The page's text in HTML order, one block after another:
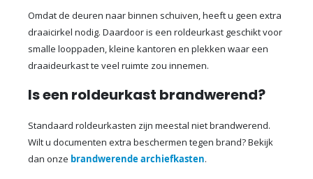
Omdat de deuren naar binnen schuiven, heeft u geen extra
draaicirkel nodig. Daardoor is een roldeurkast geschikt voor
smalle looppaden, kleine kantoren en plekken waar een
draaideurkast te veel ruimte zou innemen.
Is een roldeurkast brandwerend?
Standaard roldeurkasten zijn meestal niet brandwerend.
Wilt u documenten extra beschermen tegen brand? Bekijk
dan onze brandwerende archiefkasten.